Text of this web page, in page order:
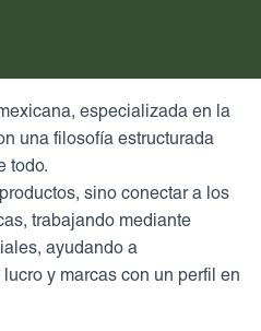
especializada en la
una filosofía estructurada
todo.
sino conectar a los
trabajando mediante
ayudando a
y marcas con un perfil en